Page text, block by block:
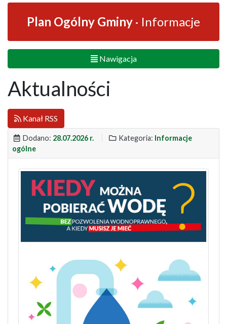
Plan Ogólny Gminy · Informacje
Nawigacja
Aktualności
Kanał RSS
Dodano: 28.07.2026 r. Kategoria: Informacje
ogólne